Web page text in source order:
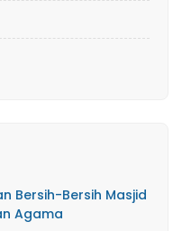
Bersih-Bersih Masjid
Agama